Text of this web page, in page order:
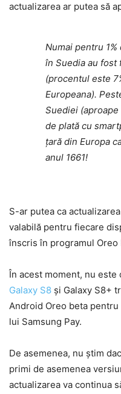
actualizarea ar putea să
Numai pentru
în Suedia au fost
(procentul este
Europeana).
Suediei
de plată cu
țară din Europa
anul 1661!
S-ar putea ca
valabilă pentru fiecare
înscris în programul Oreo
În acest moment, nu este
Galaxy S8 și Galaxy S8+
Android Oreo beta
lui Samsung Pay.
De asemenea, nu știm
primi de asemenea
actualizarea va continua